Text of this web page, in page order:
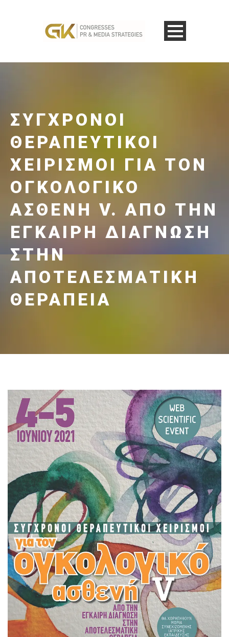
ΣΎΓΧΡΟΝΟΙ
ΘΕΡΑΠΕΥΤΙΚΟΊ
ΧΕΙΡΙΣΜΟΊ ΓΙΑ ΤΟΝ
ΟΓΚΟΛΟΓΙΚΌ
ΑΣΘΕΝΉ V. ΑΠΌ ΤΗΝ
ΈΓΚΑΙΡΗ ΔΙΆΓΝΩΣΗ
ΣΤΗΝ
ΑΠΟΤΕΛΕΣΜΑΤΙΚΉ
ΘΕΡΑΠΕΊΑ